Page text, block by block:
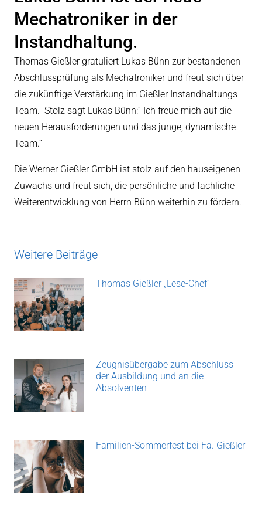
Mechatroniker in der
Instandhaltung.
Thomas Gießler gratuliert Lukas Bünn zur bestandenen
Abschlussprüfung als Mechatroniker und freut sich über
die zukünftige Verstärkung im Gießler Instandhaltungs-
Team. Stolz sagt Lukas Bünn:“ Ich freue mich auf die
neuen Herausforderungen und das junge, dynamische
Team.“
Die Werner Gießler GmbH ist stolz auf den hauseigenen
Zuwachs und freut sich, die persönliche und fachliche
Weiterentwicklung von Herrn Bünn weiterhin zu fördern.
Weitere Beiträge
Thomas Gießler „Lese-Chef“
Zeugnisübergabe zum Abschluss
der Ausbildung und an die
Absolventen
Familien-Sommerfest bei Fa. Gießler